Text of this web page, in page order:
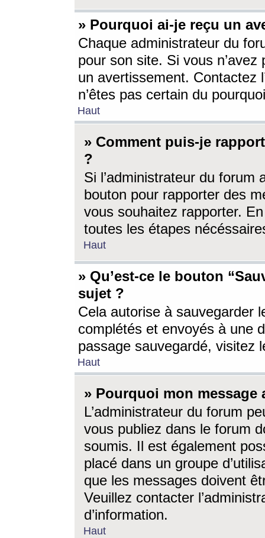
» Pourquoi ai-je reçu un
Chaque administrateur du
pour son site. Si vous
un avertissement. Contactez
n’êtes pas certain du
Haut
» Comment puis-je
?
Si l’administrateur du forum
bouton pour rapporter des
vous souhaitez rapporter.
toutes les étapes
Haut
» Qu’est-ce le bouton
sujet ?
Cela autorise à sauvegarder
complétés et envoyés à une
passage sauvegardé, visitez
Haut
» Pourquoi mon message
L’administrateur du forum
vous publiez dans le forum
soumis. Il est également
placé dans un groupe
que les messages doivent
Veuillez contacter
d’information.
Haut